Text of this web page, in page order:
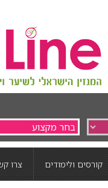
קורסים ולימודים צרו